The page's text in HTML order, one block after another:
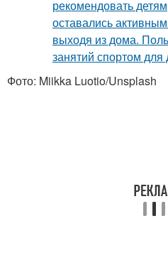
Фото: Miikka Luotio/Unsplash